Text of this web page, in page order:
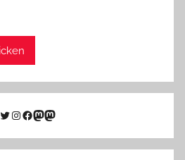
Twitter
Instagram
Facebook
Link zu Mastodon
Mastodon